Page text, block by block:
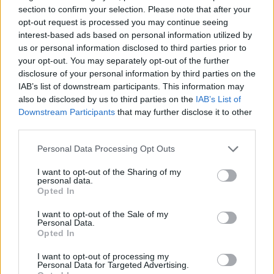
section to confirm your selection. Please note that after your
opt-out request is processed you may continue seeing
interest-based ads based on personal information utilized by
us or personal information disclosed to third parties prior to
your opt-out. You may separately opt-out of the further
disclosure of your personal information by third parties on the
IAB’s list of downstream participants. This information may
also be disclosed by us to third parties on the IAB’s List of
Downstream Participants that may further disclose it to other
Please note that this website/app uses one or more Google
not limited to your visit or usage behaviour. You may click to
grant or deny consent to Google and its third-party tags to
use your data for below specified purposes in below Google
consent section.
Personal Data Processing Opt Outs
I want to opt-out of the Sharing of my
personal data.
Opted In
I want to opt-out of the Sale of my
Personal Data.
Opted In
I want to opt-out of processing my
Personal Data for Targeted Advertising.
3. A Sony IMX800 érzékelőjének köszönhetően
nagyon tisztán képes fényképeket és videókat
rögzíteni
Azoknak, akik szeretik a fényképezést és a videózást
nem kell aggódniuk amiatt, hogy a Honor 80 GT
mobiltelefon eredménye csalódást okoz. Ez a telefon
egy 54 MP + 8 MP + 2 MP érzékelővel van felszerelve,
amely támogatja a Sony IMX800
szenzortechnológiát, és egy 135 fokos ultraszéles
objektívvel. A HONOR Image Engine számítási
képalkotó platformmal az éjszakai nézet
képminősége finomodik, így az éjszaka színesebbé
Az előlapon a Honor 80 GT csak egy 16 MP